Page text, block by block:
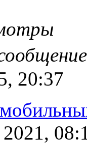
20:37
2021,